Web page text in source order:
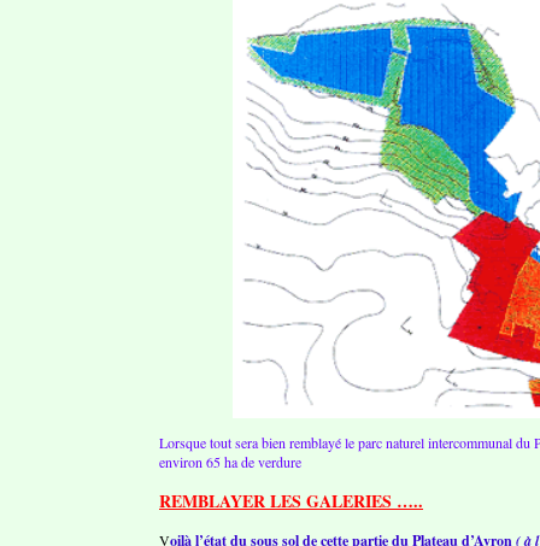
Lorsque tout sera bien remblayé le parc naturel intercommunal
environ 65 ha de verdure
REMBLAYER LES GALERIES …..
Voilà l’état du sous sol de cette partie du Plateau d’Avron( à